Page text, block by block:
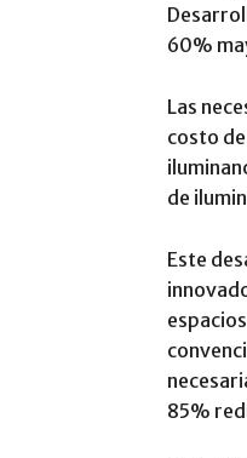
60%
Las
costo
de
Este
85%